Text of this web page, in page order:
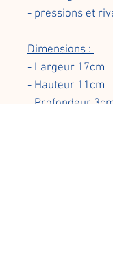
- pressions et
Dimensions :
- Largeur 17cm
- Hauteur 11cm
- Profondeur